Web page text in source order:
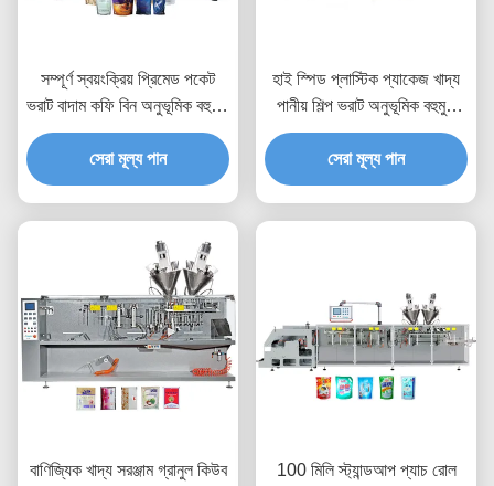
সম্পূর্ণ স্বয়ংক্রিয় প্রিমেড পকেট
ভরাট বাদাম কফি বিন অনুভূমিক বহুমুখী
প্যাকেজিং মেশিন
সেরা মূল্য পান
হাই স্পিড প্লাস্টিক প্যাকেজ খাদ্য
পানীয় শিল্প ভরাট অনুভূমিক বহুমুখী
প্যাকেজিং মেশিন
সেরা মূল্য পান
বাণিজ্যিক খাদ্য সরঞ্জাম গ্রানুল কিউব
100 মিলি স্ট্যান্ডআপ প্যাচ রোল